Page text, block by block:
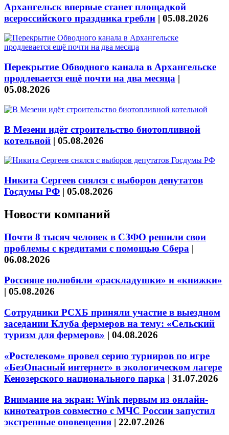
Архангельск впервые станет площадкой
всероссийского праздника гребли | 05.08.2026
Перекрытие Обводного канала в Архангельске
продлевается ещё почти на два месяца |
05.08.2026
В Мезени идёт строительство биотопливной
котельной | 05.08.2026
Никита Сергеев снялся с выборов депутатов
Госдумы РФ | 05.08.2026
Новости компаний
Почти 8 тысяч человек в СЗФО решили свои
проблемы с кредитами с помощью Сбера |
06.08.2026
Россияне полюбили «раскладушки» и «книжки»
| 05.08.2026
Сотрудники РСХБ приняли участие в выездном
заседании Клуба фермеров на тему: «Сельский
туризм для фермеров» | 04.08.2026
«Ростелеком» провел серию турниров по игре
«БезОпасный интернет» в экологическом лагере
Кенозерского национального парка | 31.07.2026
Внимание на экран: Wink первым из онлайн-
кинотеатров совместно с МЧС России запустил
экстренные оповещения | 22.07.2026